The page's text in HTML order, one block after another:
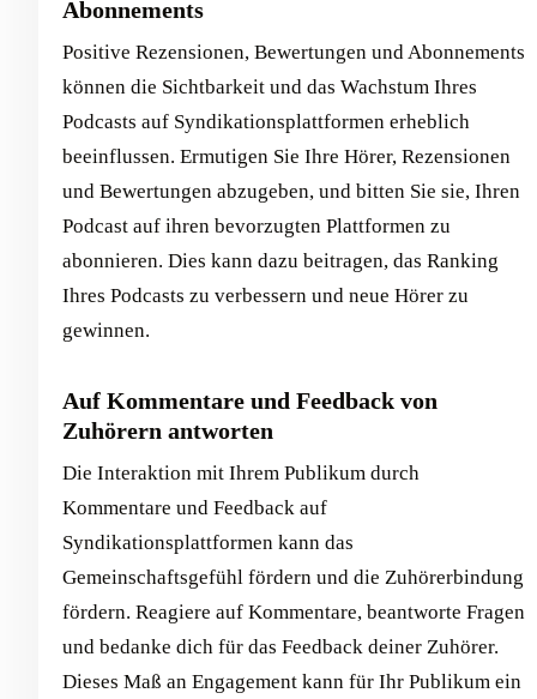
Abonnements
Positive Rezensionen, Bewertungen und Abonnements
können die Sichtbarkeit und das Wachstum Ihres
Podcasts auf Syndikationsplattformen erheblich
beeinflussen. Ermutigen Sie Ihre Hörer, Rezensionen
und Bewertungen abzugeben, und bitten Sie sie, Ihren
Podcast auf ihren bevorzugten Plattformen zu
abonnieren. Dies kann dazu beitragen, das Ranking
Ihres Podcasts zu verbessern und neue Hörer zu
gewinnen.
Auf Kommentare und Feedback von
Zuhörern antworten
Die Interaktion mit Ihrem Publikum durch
Kommentare und Feedback auf
Syndikationsplattformen kann das
Gemeinschaftsgefühl fördern und die Zuhörerbindung
fördern. Reagiere auf Kommentare, beantworte Fragen
und bedanke dich für das Feedback deiner Zuhörer.
Dieses Maß an Engagement kann für Ihr Publikum ein